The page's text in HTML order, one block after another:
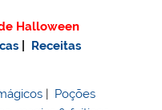
Halloween
Receitas
| Poções